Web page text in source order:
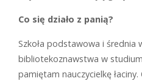
Co się działo z panią?
Szkoła podstawowa i
bibliotekoznawstwa w
pamiętam nauczycielkę łaciny.